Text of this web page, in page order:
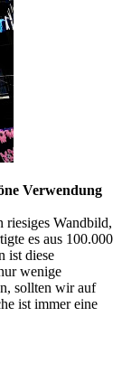
Verwendung
riesiges Wandbild,
es aus 100.000
ist diese
wenige
sollten wir auf
ist immer eine